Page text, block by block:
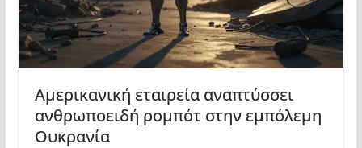
Αμερικανική εταιρεία αναπτύσσει
ανθρωποειδή ρομπότ στην εμπόλεμη
Ουκρανία